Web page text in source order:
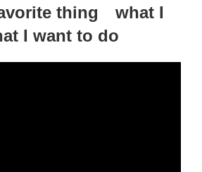
thing what I
I want to do